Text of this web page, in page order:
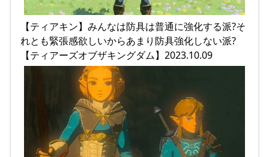
【ティアキン】みんなは防具は普通に強化する派?そ
れとも緊張感欲しいからあまり防具強化しない派?
【ティアーズオブザキングダム】2023.10.09